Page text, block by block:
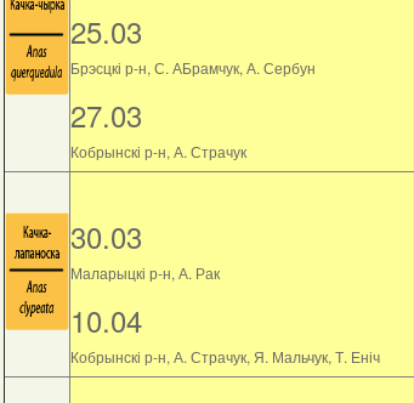
25.03
Брэсцкі р-н, С. АБрамчук, А. Сербун
27.03
Кобрынскі р-н, А. Страчук
30.03
Маларыцкі р-н, А. Рак
10.04
Кобрынскі р-н, А. Страчук, Я. Мальчук, Т. Еніч